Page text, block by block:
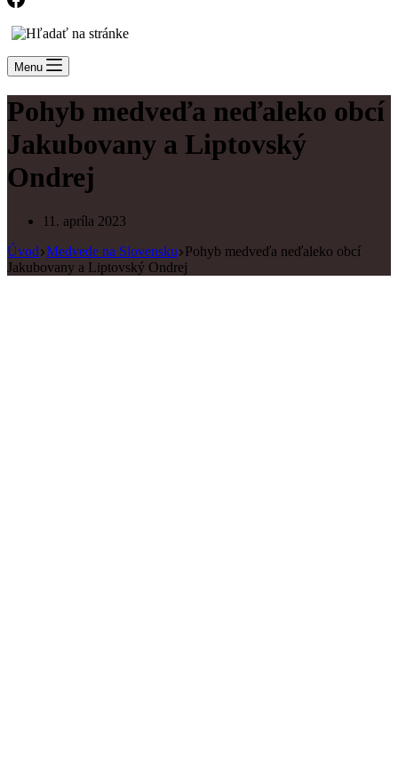
Menu
Pohyb medveďa neďaleko obcí
Jakubovany a Liptovský
Ondrej
11. apríla 2023
Úvod Medvede na Slovensku Pohyb medveďa neďaleko obcí
Jakubovany a Liptovský Ondrej